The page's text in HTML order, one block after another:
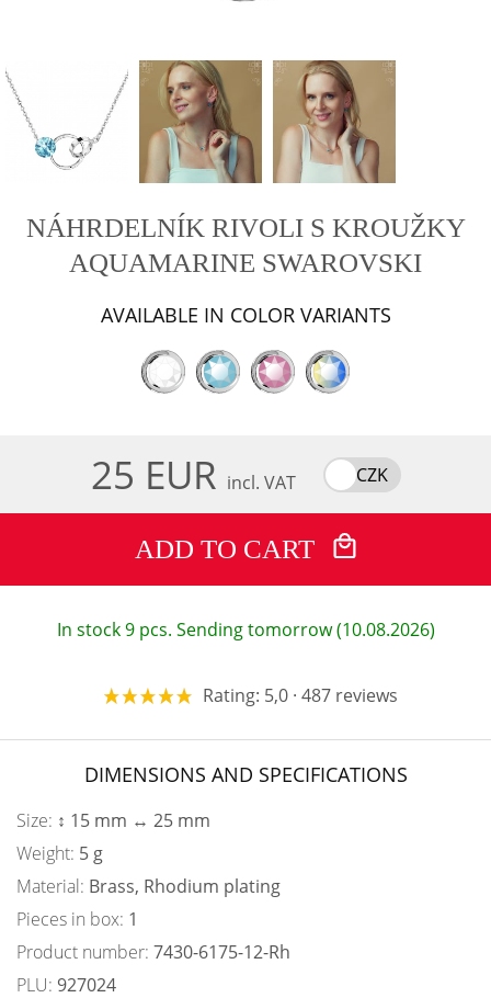
NÁHRDELNÍK RIVOLI S KROUŽKY
AQUAMARINE SWAROVSKI
AVAILABLE IN COLOR VARIANTS
25 EUR incl. VAT CZK
ADD TO CART
In stock 9 pcs. Sending tomorrow (10.08.2026)
Rating: 5,0 · 487 reviews
DIMENSIONS AND SPECIFICATIONS
Size: ↕ 15 mm ↔ 25 mm
Weight: 5 g
Material: Brass, Rhodium plating
Pieces in box: 1
Product number: 7430-6175-12-Rh
PLU: 927024